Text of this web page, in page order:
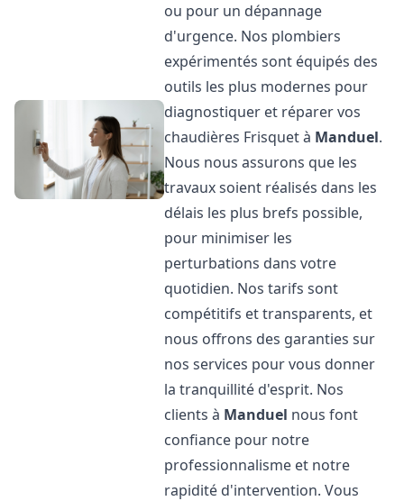
ou pour un dépannage
d'urgence. Nos plombiers
expérimentés sont équipés des
outils les plus modernes pour
diagnostiquer et réparer vos
chaudières Frisquet à Manduel.
Nous nous assurons que les
travaux soient réalisés dans les
délais les plus brefs possible,
pour minimiser les
perturbations dans votre
quotidien. Nos tarifs sont
compétitifs et transparents, et
nous offrons des garanties sur
nos services pour vous donner
la tranquillité d'esprit. Nos
clients à Manduel nous font
confiance pour notre
professionnalisme et notre
rapidité d'intervention. Vous